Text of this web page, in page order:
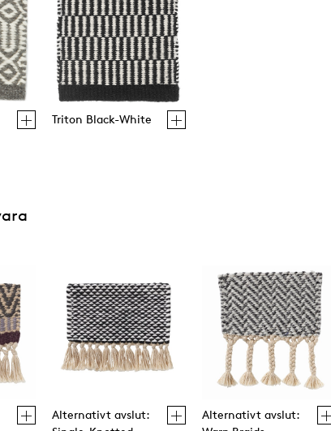
Triton Black-White
Alternativt avslut:
Alternativt avslut: